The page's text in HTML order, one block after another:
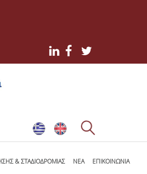
& ΣΤΑΔΙΟΔΡΟΜΙΑΣ ΝΕΑ ΕΠΙΚΟΙΝΩΝΙΑ